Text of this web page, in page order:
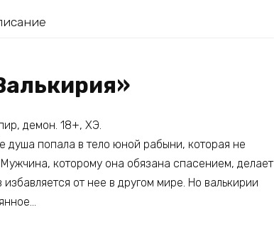
демон. 18+, ХЭ.
душа попала в тело юной рабыни, которая не
которому она обязана спасением, делает
от нее в другом мире. Но валькирии